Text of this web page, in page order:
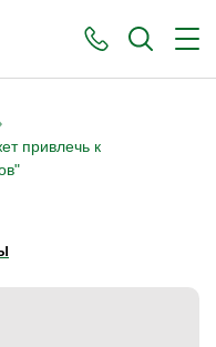
привлечь к